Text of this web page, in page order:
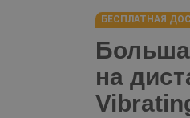
БЕСПЛАТНАЯ
на